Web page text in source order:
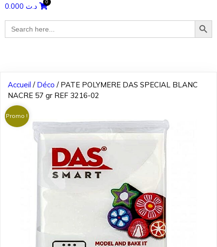
د.ت
Search
for:
Search Button
Accueil / Déco / PATE POLYMERE DAS SPECIAL BLANC
NACRE 57 gr REF 3216-02
Promo !